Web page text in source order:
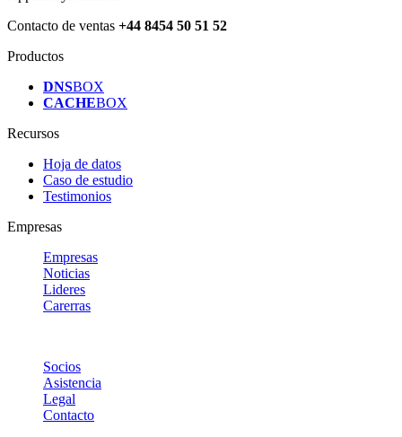
Contacto de ventas +44 8454 50 51 52
Productos
DNSBOX
CACHEBOX
Recursos
Hoja de datos
Caso de estudio
Testimonios
Empresas
Empresas
Noticias
Lideres
Carerras
Socios
Asistencia
Legal
Contacto